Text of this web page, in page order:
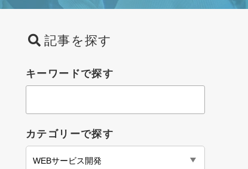
記事を探す
キーワードで探す
カテゴリーで探す